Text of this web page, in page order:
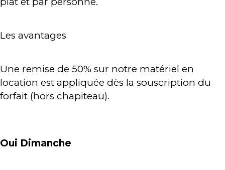
Les avantages
Une remise de 50% sur notre matériel en
location est appliquée dès la souscription du
forfait (hors chapiteau).
Oui Dimanche